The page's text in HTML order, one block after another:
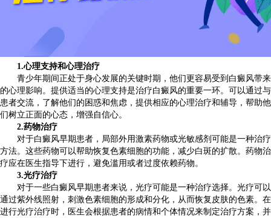
1.心理支持和心理治疗
青少年期间正处于身心发展的关键时期，他们更容易受到白癜风带来
的心理影响。提供适当的心理支持是治疗白癜风的重要一环。可以通过与
患者交流，了解他们的困惑和焦虑，提供相应的心理治疗和辅导，帮助他
们树立正面的心态，增强自信心。
2.药物治疗
对于白癜风早期患者，局部外用激素药物或光敏感剂可能是一种治疗
方法。这些药物可以帮助恢复色素细胞的功能，减少白斑的扩散。药物治
疗应在医生指导下进行，避免滥用或者过度依赖药物。
3.光疗治疗
对于一些白癜风早期患者来说，光疗可能是一种治疗选择。光疗可以
通过紫外线照射，刺激色素细胞的形成和分化，从而恢复皮肤的色素。在
进行光疗治疗时，医生会根据患者的病情和个体情况来制定治疗方案，并